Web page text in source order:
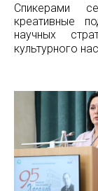
Спикерами
креативные
научных
культурного